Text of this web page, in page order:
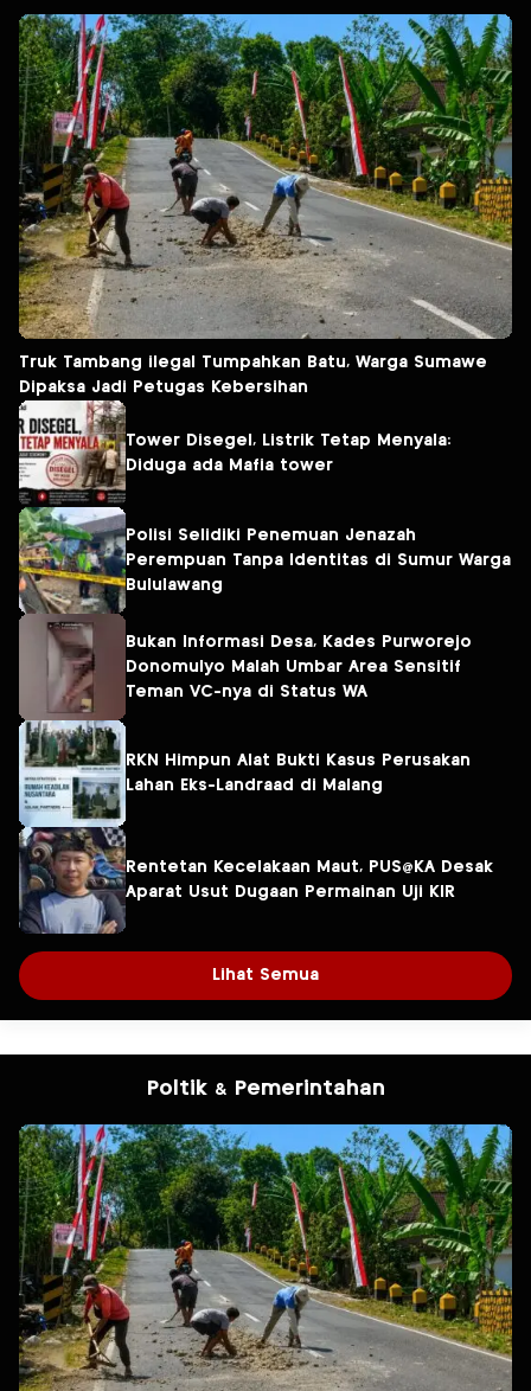
Truk Tambang ilegal Tumpahkan Batu, Warga Sumawe
Dipaksa Jadi Petugas Kebersihan
Tower Disegel, Listrik Tetap Menyala:
Diduga ada Mafia tower
Polisi Selidiki Penemuan Jenazah
Perempuan Tanpa Identitas di Sumur Warga
Bululawang
Bukan Informasi Desa, Kades Purworejo
Donomulyo Malah Umbar Area Sensitif
Teman VC-nya di Status WA
RKN Himpun Alat Bukti Kasus Perusakan
Lahan Eks-Landraad di Malang
Rentetan Kecelakaan Maut, PUS@KA Desak
Aparat Usut Dugaan Permainan Uji KIR
Lihat Semua
Poltik & Pemerintahan